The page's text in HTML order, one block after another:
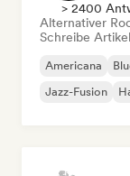
> 2400
Alternativer
Schreibe Artikel
Americana
Jazz-Fusion